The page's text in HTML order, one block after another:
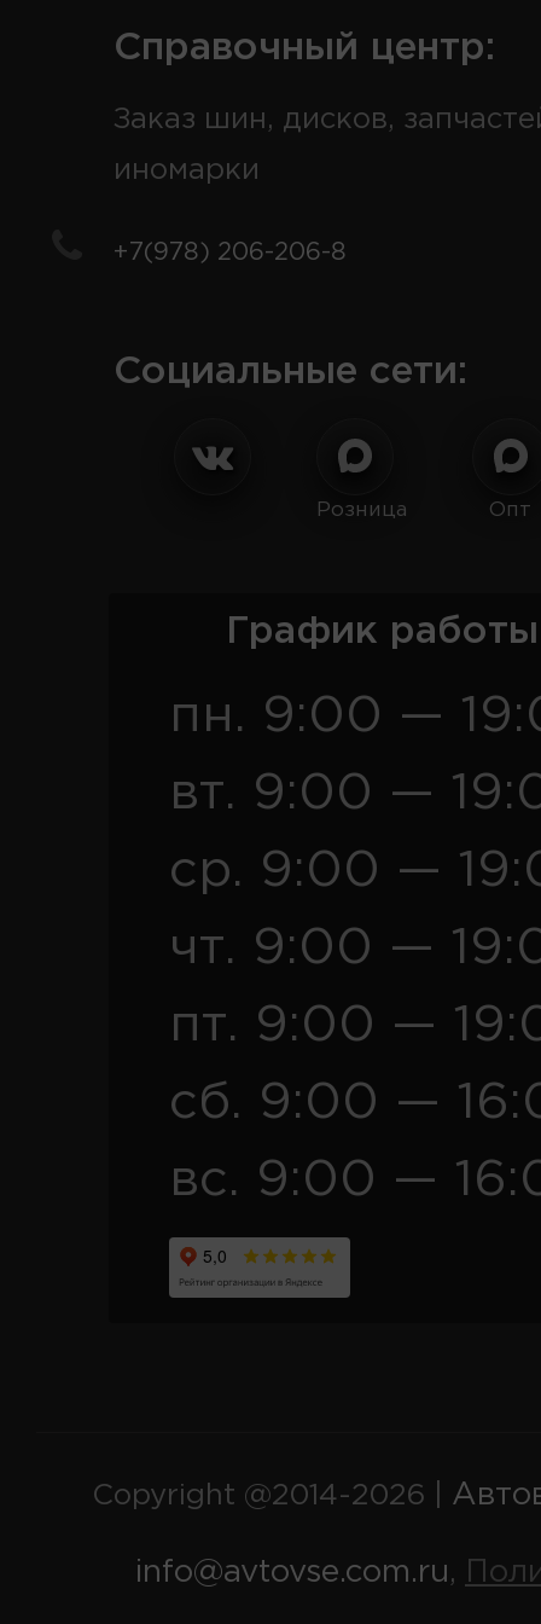
Справочный центр:
Заказ шин, дисков,
иномарки
+7(978) 206-206-8
Социальные сети:
Розница Опт
График
пн. 9:00 —
вт. 9:00 —
ср. 9:00 —
чт. 9:00 —
пт. 9:00 —
сб. 9:00 —
вс. 9:00 —
Copyright @2014-2026 |
info@avtovse.com.ru,